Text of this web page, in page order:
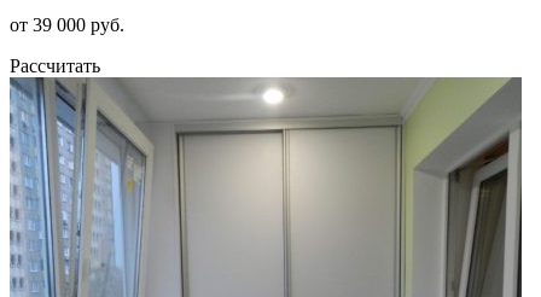
от 39 000 руб.
Рассчитать